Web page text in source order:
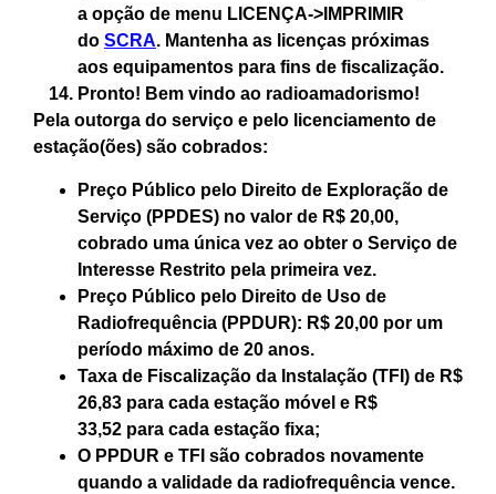
a opção de menu LICENÇA->IMPRIMIR
do SCRA. Mantenha as licenças próximas
aos equipamentos para fins de fiscalização.
Pronto! Bem vindo ao radioamadorismo!
Pela outorga do serviço e pelo licenciamento de
estação(ões) são cobrados:
Preço Público pelo Direito de Exploração de
Serviço (PPDES) no valor de R$ 20,00,
cobrado uma única vez ao obter o Serviço de
Interesse Restrito pela primeira vez.
Preço Público pelo Direito de Uso de
Radiofrequência (PPDUR): R$ 20,00 por um
período máximo de 20 anos.
Taxa de Fiscalização da Instalação (TFI) de R$
26,83 para cada estação móvel e R$
33,52 para cada estação fixa;
O PPDUR e TFI são cobrados novamente
quando a validade da radiofrequência vence.